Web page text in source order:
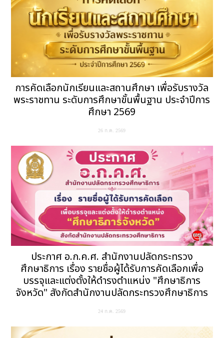
การคัดเลือกนักเรียนและสถานศึกษา เพื่อรับรางวัล
พระราชทาน ระดับการศึกษาขั้นพื้นฐาน ประจำปีการ
ศึกษา 2569
26 ก.ค. 2569
ประกาศ อ.ก.ค.ศ. สำนักงานปลัดกระทรวง
ศึกษาธิการ เรื่อง รายชื่อผู้ได้รับการคัดเลือกเพื่อ
บรรจุและแต่งตั้งให้ดำรงตำแหน่ง "ศึกษาธิการ
จังหวัด" สังกัดสำนักงานปลัดกระทรวงศึกษาธิการ
24 ก.ค. 2569